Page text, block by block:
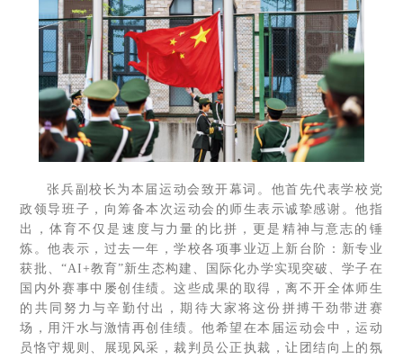
张兵副校长为本届运动会致开幕词。他首先代表学校党
政领导班子，向筹备本次运动会的师生表示诚挚感谢。他指
出，体育不仅是速度与力量的比拼，更是精神与意志的锤
炼。他表示，过去一年，学校各项事业迈上新台阶：新专业
获批、“AI+教育”新生态构建、国际化办学实现突破、学子在
国内外赛事中屡创佳绩。这些成果的取得，离不开全体师生
的共同努力与辛勤付出，期待大家将这份拼搏干劲带进赛
场，用汗水与激情再创佳绩。他希望在本届运动会中，运动
员恪守规则、展现风采，裁判员公正执裁，让团结向上的氛